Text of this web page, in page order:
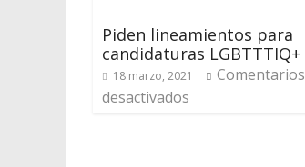
Piden lineamientos para
candidaturas LGBTTTIQ+
18 marzo, 2021
Comentarios
desactivados